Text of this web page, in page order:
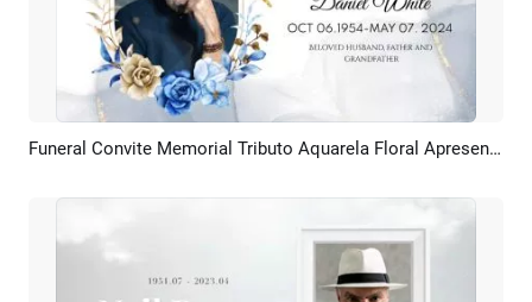
Pré-visualizar Criar IA Funeral Convite Memorial Tributo Aquarela Floral Apresentação De Slides